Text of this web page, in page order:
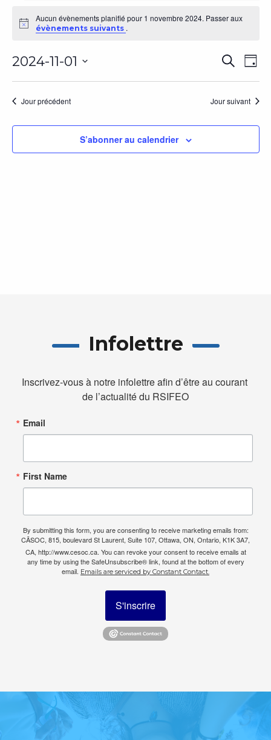
Évènements
for
1
novembre
2024
Notice
Aucun évènements planifié pour 1 novembre 2024. Passer aux
évènements suivants .
de
Jour
2024-11-01
date.
Jour précédent Jour suivant
S’abonner au calendrier
Infolettre
Inscrivez-vous à notre infolettre afin d’être au courant
de l’actualité du RSIFEO
Email
First Name
By submitting this form, you are consenting to receive marketing emails from:
CÃSOC, 815, boulevard St Laurent, Suite 107, Ottawa, ON, Ontario, K1K 3A7,
CA, http://www.cesoc.ca. You can revoke your consent to receive emails at
any time by using the SafeUnsubscribe® link, found at the bottom of every
email. Emails are serviced by Constant Contact.
S'inscrire